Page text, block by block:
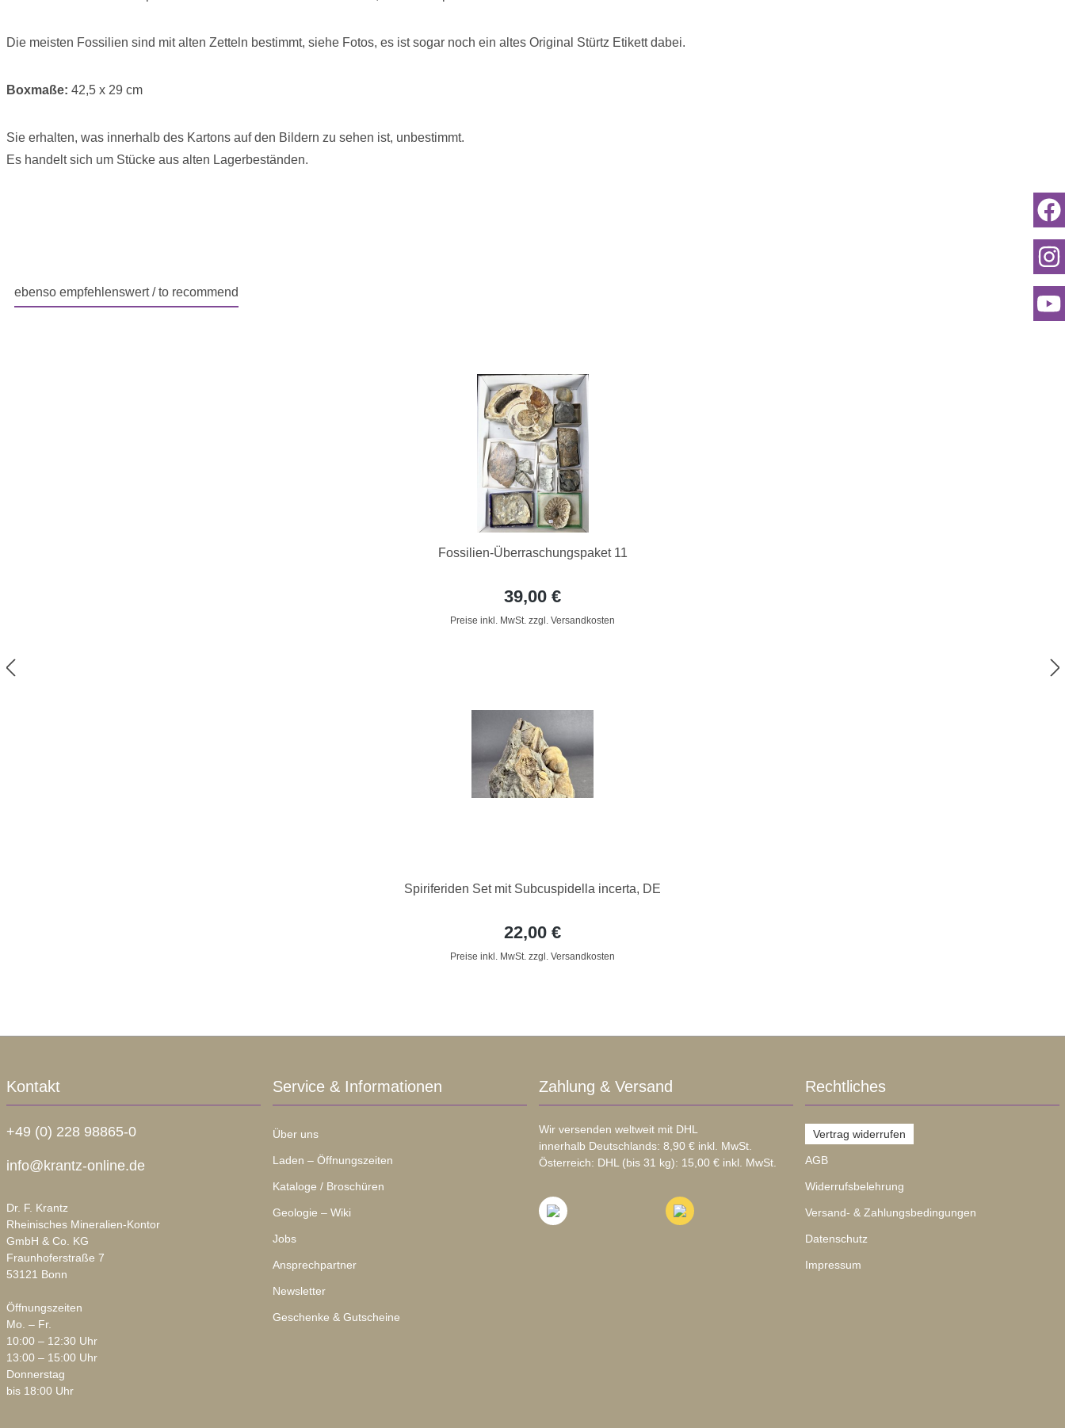
Die meisten Fossilien sind mit alten Zetteln bestimmt, siehe Fotos, es ist sogar noch ein altes Original Stürtz Etikett dabei.
Boxmaße: 42,5x 29 cm
Sie erhalten, was innerhalb des Kartons auf den Bildern zu sehen ist, unbestimmt.
Es handelt sich um Stücke aus alten Lagerbeständen.
ebenso empfehlenswert / to recommend
Fossilien-Überraschungspaket 11
39,00 €
Preise inkl. MwSt. zzgl. Versandkosten
Spiriferiden Set mit Subcuspidella incerta, DE
22,00 €
Preise inkl. MwSt. zzgl. Versandkosten
Kontakt
+49 (0) 228 98865-0
info@krantz-online.de
Dr. F. Krantz
Rheinisches Mineralien-Kontor
GmbH & Co. KG
Fraunhoferstraße 7
53121 Bonn
Öffnungszeiten
Mo. – Fr.
10:00 – 12:30 Uhr
13:00 – 15:00 Uhr
Donnerstag
bis 18:00 Uhr
Service & Informationen
Über uns
Laden – Öffnungszeiten
Kataloge / Broschüren
Geologie – Wiki
Jobs
Ansprechpartner
Newsletter
Geschenke & Gutscheine
Zahlung & Versand
Wir versenden weltweit mit DHL
innerhalb Deutschlands: 8,90 € inkl. MwSt.
Österreich: DHL (bis 31 kg): 15,00 € inkl. MwSt.
Rechtliches
Vertrag widerrufen
AGB
Widerrufsbelehrung
Versand- & Zahlungsbedingungen
Datenschutz
Impressum